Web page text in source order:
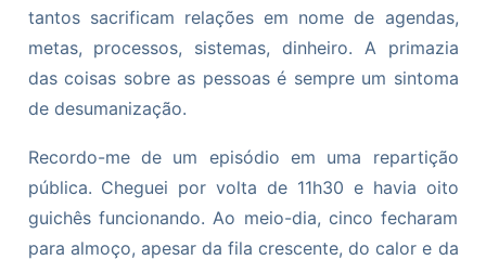
tantos sacrificam relações em nome de agendas,
metas, processos, sistemas, dinheiro. A primazia
das coisas sobre as pessoas é sempre um sintoma
de desumanização.
Recordo-me de um episódio em uma repartição
pública. Cheguei por volta de 11h30 e havia oito
guichês funcionando. Ao meio-dia, cinco fecharam
para almoço, apesar da fila crescente, do calor e da